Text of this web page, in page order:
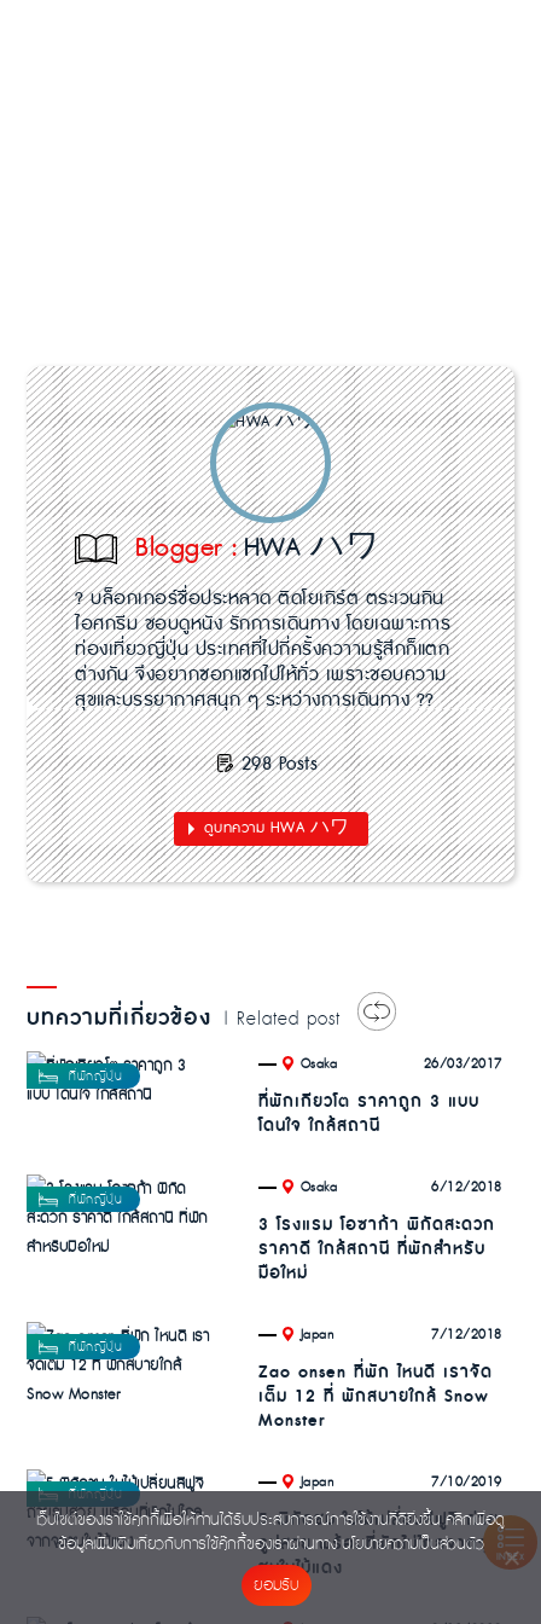
INDEX
Blogger :HWA ハワ
? บล็อกเกอร์ชื่อประหลาด ติดโยเกิร์ต ตระเวนกิน
ไอศกรีม ชอบดูหนัง รักการเดินทาง โดยเฉพาะการ
ท่องเที่ยวญี่ปุ่น ประเทศที่ไปกี่ครั้งควาามรู้สึกก็แตก
ต่างกัน จึงอยากซอกแซกไปให้ทั่ว เพราะชอบความ
สุขและบรรยากาศสนุก ๆ ระหว่างการเดินทาง ??
298 Posts
ดูบทความ HWA ハワ
บทความที่เกี่ยวข้อง | Related post
. Osaka 26/03/2017
ที่พักเกียวโต ราคาถูก 3 แบบ
โดนใจ ใกล้สถานี
. Osaka 6/12/2018
3 โรงแรม โอซาก้า พิกัดสะดวก
ราคาดี ใกล้สถานี ที่พักสำหรับ
มือใหม่
. Japan 7/12/2018
Zao onsen ที่พัก ไหนดี เราจัด
เต็ม 12 ที่ พักสบายใกล้ Snow
Monster
. Japan 7/10/2019
5 พิกัดชม ใบไม้เปลี่ยนสีฟูจิ ถ่าย
รูปสวย พร้อมที่พักไม่ไกลจากจุด
ชมใบไม้แดง
เว็บไซต์ของเราใช้คุกกี้เพื่อให้ท่านได้รับประสบการณ์การใช้งานที่ดียิ่งขึ้น คลิกเพื่อดู
ข้อมูลเพิ่มเติมเกี่ยวกับการใช้คุ๊กกี้ของเราผ่านทางนโยบายความเป็นส่วนตัว
ยอมรับ